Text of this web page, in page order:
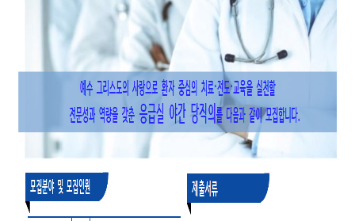
간호간병통합서비스
대리처방
비급여수가